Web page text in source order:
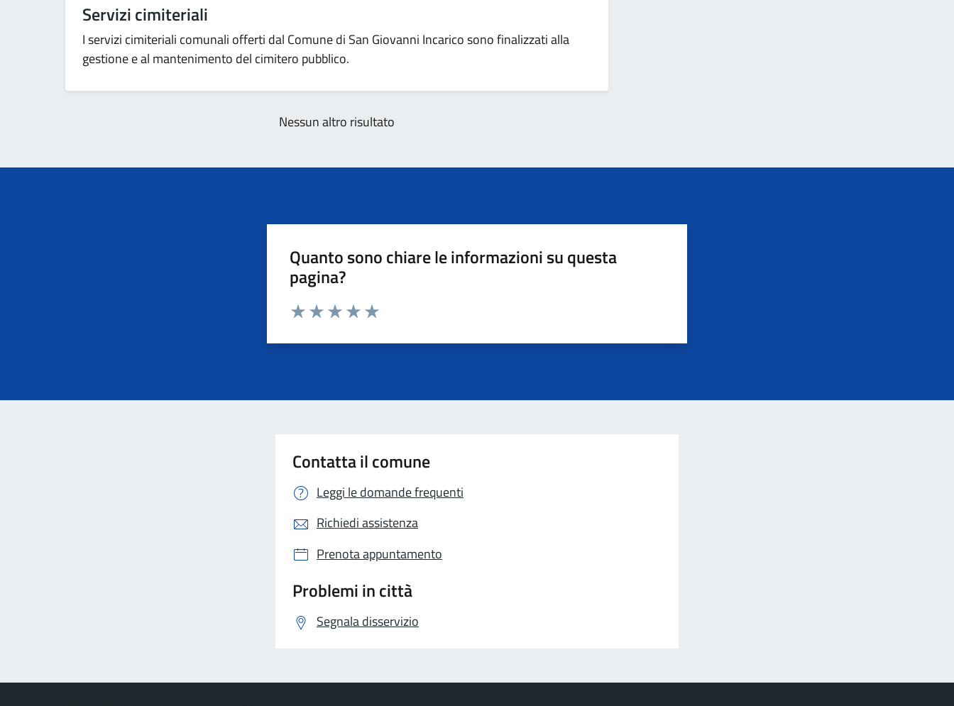
Servizi cimiteriali
I servizi cimiteriali comunali offerti dal Comune di San Giovanni Incarico sono finalizzati alla
gestione e al mantenimento del cimitero pubblico.
Nessun altro risultato
Quanto sono chiare le informazioni su questa
pagina?
Contatta il comune
Leggi le domande frequenti
Richiedi assistenza
Prenota appuntamento
Problemi in città
Segnala disservizio